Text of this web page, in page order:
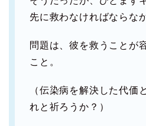
先に救わなければならな
問題は、彼を救うことが
こと。
（伝染病を解決した代価
れと祈ろうか？）